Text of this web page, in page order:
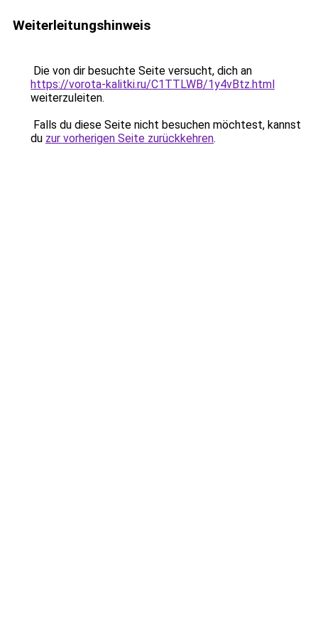
Weiterleitungshinweis
Die von dir besuchte Seite versucht, dich an
https://vorota-kalitki.ru/C1TTLWB/1y4vBtz.html
weiterzuleiten.
Falls du diese Seite nicht besuchen möchtest, kannst
du zur vorherigen Seite zurückkehren.